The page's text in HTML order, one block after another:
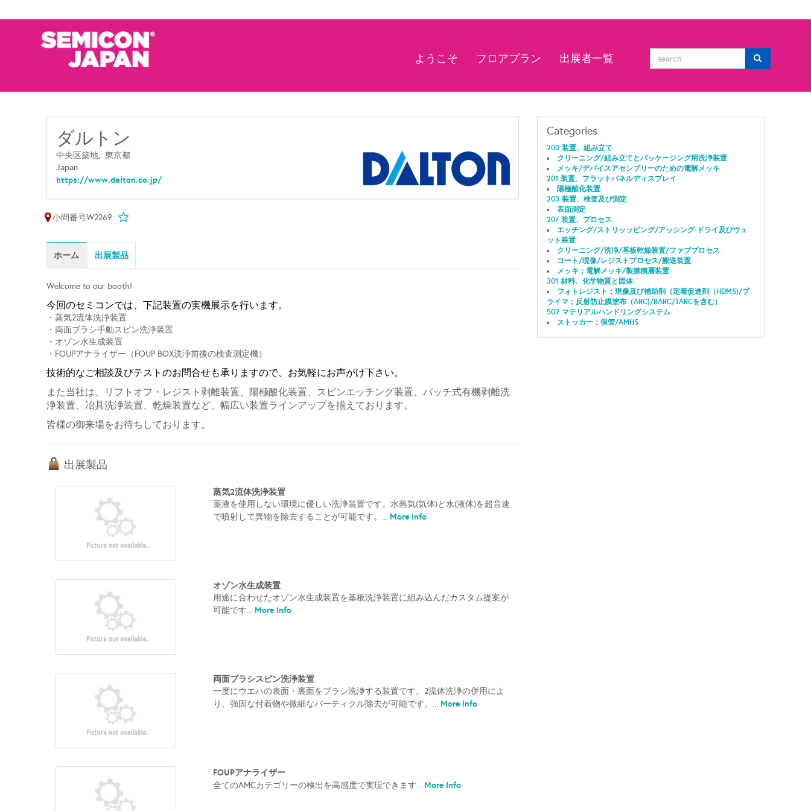
ようこそ フロアプラン 出展者一覧
ダルトン
中央区築地,東京都
Japan
https://www.dalton.co.jp/
小間番号W2269
ホーム 出展製品
Welcome to our booth!
今回のセミコンでは、下記装置の実機展示を行います。
・蒸気2流体洗浄装置
・両面ブラシ手動スピン洗浄装置
・オゾン水生成装置
・FOUPアナライザー（FOUP BOX洗浄前後の検査測定機）
技術的なご相談及びテストのお問合せも承りますので、お気軽にお声がけ下さい。
また当社は、リフトオフ・レジスト剥離装置、陽極酸化装置、スピンエッチング装置、バッチ式有機剥離洗
浄装置、冶具洗浄装置、乾燥装置など、幅広い装置ラインアップを揃えております。
皆様の御来場をお待ちしております。
出展製品
蒸気2流体洗浄装置
薬液を使用しない環境に優しい洗浄装置です。水蒸気(気体)と水(液体)を超音速
で噴射して異物を除去することが可能です。... More Info
オゾン水生成装置
用途に合わせたオゾン水生成装置を基板洗浄装置に組み込んだカスタム提案が
可能です... More Info
両面ブラシスピン洗浄装置
一度にウエハの表面・裏面をブラシ洗浄する装置です。2流体洗浄の併用によ
り、強固な付着物や微細なパーティクル除去が可能です。... More Info
FOUPアナライザー
全てのAMCカテゴリーの検出を高感度で実現できます... More Info
Categories
200 装置、組み立て
クリーニング/組み立てとパッケージング用洗浄装置
メッキ/デバイスアセンブリーのための電解メッキ
201 装置、フラットパネルディスプレイ
陽極酸化装置
203 装置、検査及び測定
表面測定
207 装置、プロセス
エッチング/ストリッッピング/アッシング-ドライ及びウェ
ット装置
クリーニング/洗浄/基板乾燥装置/ファブプロセス
コート/現像/レジストプロセス/搬送装置
メッキ；電解メッキ/製膜積層装置
301 材料、化学物質と固体
フォトレジスト；現像及び補助剤（定着促進剤（HDMS)/プ
ライマ；反射防止膜塗布（ARC)/BARC/TARCを含む）
502 マテリアルハンドリングシステム
ストッカー；保管/AMHS